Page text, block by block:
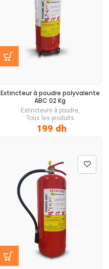
Extincteur à poudre polyvalente
ABC 02 Kg
Extincteurs à poudre,
Tous les produits
199 dh